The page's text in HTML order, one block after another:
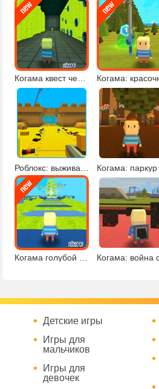
Когама квест челлендж
Роблокс: выживание
Когама голубой паркур
Детские игры
Игры для
мальчиков
Игры для
девочек